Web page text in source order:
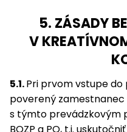
5. ZÁSADY
V
5.1.Pri prvom vstupe
poverený
s týmto prevádzkovým